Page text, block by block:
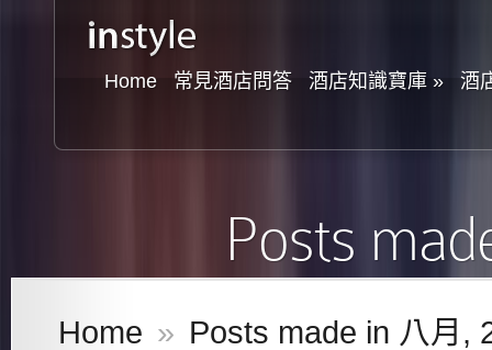
Home 常見酒店問答 酒店知識寶庫 » 酒
Posts
Home » Posts made in 八月,